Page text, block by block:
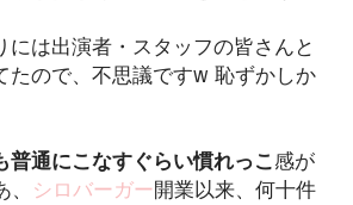
には出演者・スタッフの皆さんと
たので、不思議ですw 恥ずかしか
普通にこなすぐらい慣れっこ感が
シロバーガー開業以来、何十件